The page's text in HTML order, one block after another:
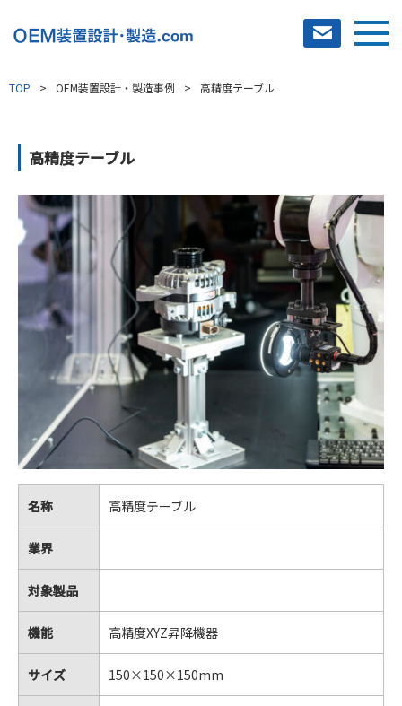
選ばれる理由
OEM装置設計・製造事例
加工品事例
ソリューション
VA提案
対応可能領域
お問合せの流れ
運営会社
TOP OEM装置設計・製造事例 高精度テーブル
高精度テーブル
名称 高精度テーブル
業界
対象製品
機能 高精度XYZ昇降機器
サイズ 150×150×150mm